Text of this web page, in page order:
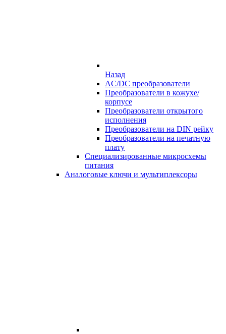
Назад
AC/DC преобразователи
Преобразователи в кожухе/
корпусе
Преобразователи открытого
исполнения
Преобразователи на DIN рейку
Преобразователи на печатную
плату
Специализированные микросхемы
питания
Аналоговые ключи и мультиплексоры